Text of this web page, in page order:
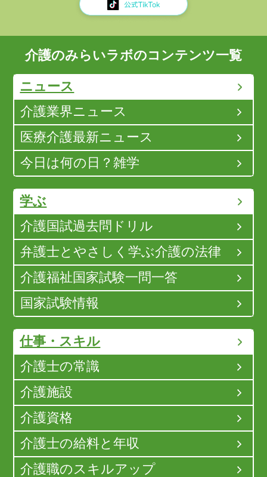
介護のみらいラボのコンテンツ一覧
ニュース
介護業界ニュース
医療介護最新ニュース
今日は何の日？雑学
学ぶ
介護国試過去問ドリル
弁護士とやさしく学ぶ介護の法律
介護福祉国家試験一問一答
国家試験情報
仕事・スキル
介護士の常識
介護施設
介護資格
介護士の給料と年収
介護職のスキルアップ